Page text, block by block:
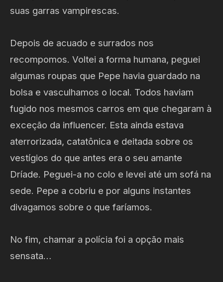
suas garras vampirescas.
Depois de acuado e surrados nos
recompomos. Voltei a forma humana, peguei
algumas roupas que Pepe havia guardado na
bolsa e vasculhamos o local. Todos haviam
fugido nos mesmos carros em que chegaram à
exceção da influencer. Esta ainda estava
aterrorizada, catatônica e deitada sobre os
vestígios do que antes era o seu amante
Dríade. Peguei-a no colo e levei até um sofá na
sede. Pepe a cobriu e por alguns instantes
divagamos sobre o que faríamos.
No fim, chamar a polícia foi a opção mais
sensata…